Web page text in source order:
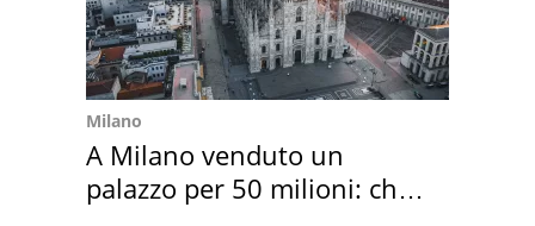
Milano
A Milano venduto un
palazzo per 50 milioni: chi